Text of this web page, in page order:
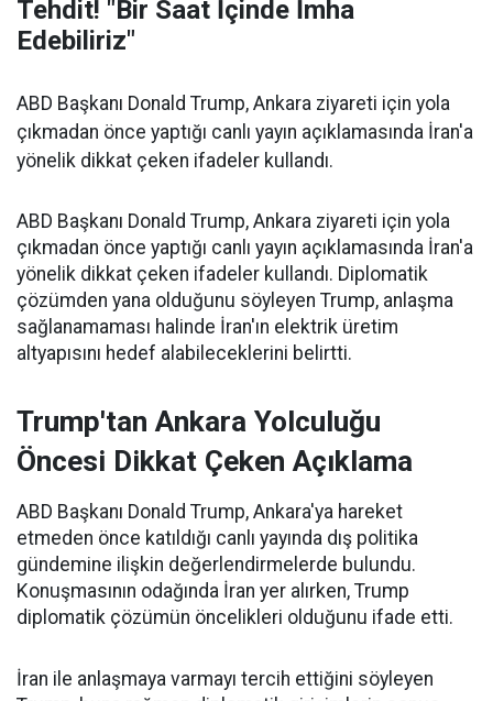
Tehdit! "Bir Saat İçinde İmha
Edebiliriz"
ABD Başkanı Donald Trump, Ankara ziyareti için yola
çıkmadan önce yaptığı canlı yayın açıklamasında İran'a
yönelik dikkat çeken ifadeler kullandı.
ABD Başkanı Donald Trump, Ankara ziyareti için yola
çıkmadan önce yaptığı canlı yayın açıklamasında İran'a
yönelik dikkat çeken ifadeler kullandı. Diplomatik
çözümden yana olduğunu söyleyen Trump, anlaşma
sağlanamaması halinde İran'ın elektrik üretim
altyapısını hedef alabileceklerini belirtti.
Trump'tan Ankara Yolculuğu
Öncesi Dikkat Çeken Açıklama
ABD Başkanı Donald Trump, Ankara'ya hareket
etmeden önce katıldığı canlı yayında dış politika
gündemine ilişkin değerlendirmelerde bulundu.
Konuşmasının odağında İran yer alırken, Trump
diplomatik çözümün öncelikleri olduğunu ifade etti.
İran ile anlaşmaya varmayı tercih ettiğini söyleyen